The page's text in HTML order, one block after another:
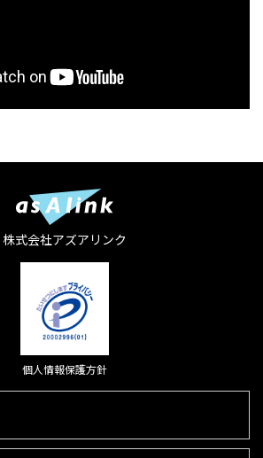
株式会社アズアリンク
個人情報保護方針